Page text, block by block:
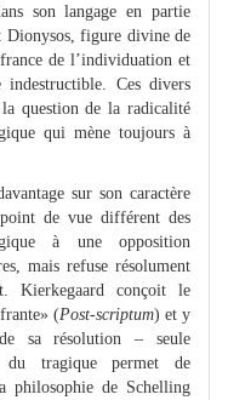
son langage en partie
Dionysos, figure divine de
de l’individuation et
Ces divers
question de la radicalité
qui mène toujours à
sur son caractère
point de vue différent des
à une opposition
mais refuse résolument
Kierkegaard conçoit le
(Post-scriptum) et y
sa résolution – seule
du tragique permet de
philosophie de Schelling